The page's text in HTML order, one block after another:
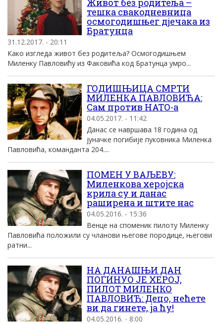
Живот без родитеља –
тешка свакодневница
осмогодишњег дјечака из
Братунца
31.12.2017. - 20:11
Како изгледа живот без родитеља? Осмогодишњем
Миленку Павловићу из Факовића код Братунца умро...
ГОДИШЊИЦА СМРТИ
МИЛЕНКА ПАВЛОВИЋА:
Сам против НАТО-а
04.05.2017. - 11:42
Данас се навршава 18 година од
јуначке погибије пуковника Миленка
Павловића, команданта 204....
ПОМЕН У ВАЉЕВУ:
Миленкова херојска
крила су и данас
раширена и штите нас
04.05.2016. - 15:36
Венце на споменик пилоту Миленку
Павловића положили су чланови његове породице, његови
ратни...
НА ДАНАШЊИ ДАН
ПОГИНУО ЈЕ ХЕРОЈ,
ПИЛОТ МИЛЕНКО
ПАВЛОВИЋ: Децо, нећете
ви да гинете, ја ћу!
04.05.2016. - 8:00